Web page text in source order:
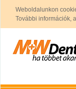
Weboldalunkon
További információk,